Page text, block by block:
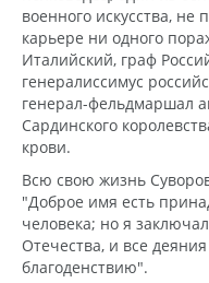
военного искусства,
карьере ни одного
Италийский, граф
генералиссимус
генерал-фельдмаршал
Сардинского
крови.
Всю свою жизнь
"Доброе имя есть
человека; но я
Отечества, и все
благоденствию".